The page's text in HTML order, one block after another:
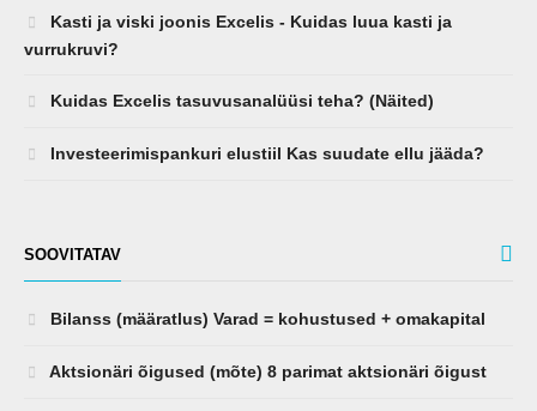
Kasti ja viski joonis Excelis - Kuidas luua kasti ja
vurrukruvi?
Kuidas Excelis tasuvusanalüüsi teha? (Näited)
Investeerimispankuri elustiil Kas suudate ellu jääda?
SOOVITATAV
Bilanss (määratlus) Varad = kohustused + omakapital
Aktsionäri õigused (mõte) 8 parimat aktsionäri õigust